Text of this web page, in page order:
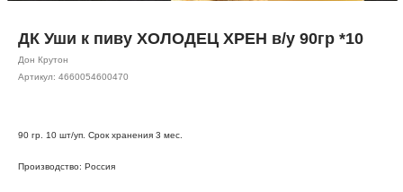
ДК Уши к пиву ХОЛОДЕЦ ХРЕН в/у 90гр *10
Дон Крутон
Артикул: 4660054600470
90 гр. 10 шт/уп. Срок хранения 3 мес.
Производство: Россия